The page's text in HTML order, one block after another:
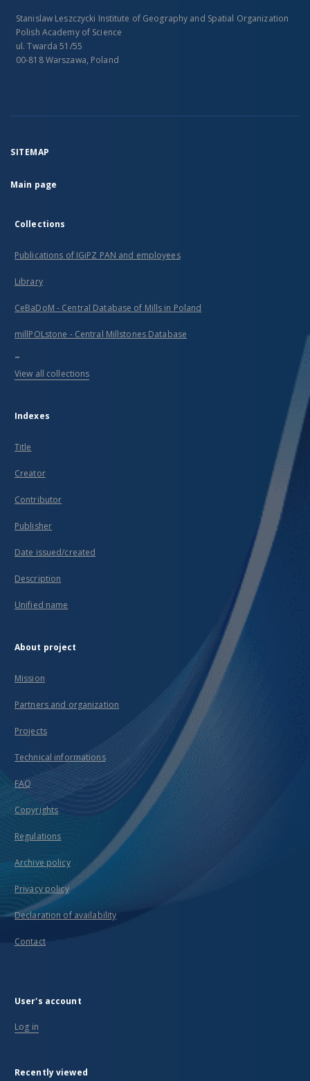
Stanislaw Leszczycki Institute of Geography and Spatial Organization
Polish Academy of Science
ul. Twarda 51/55
00-818 Warszawa, Poland
SITEMAP
Main page
Collections
Publications of IGiPZ PAN and employees
Library
CeBaDoM - Central Database of Mills in Poland
millPOLstone - Central Millstones Database
...
View all collections
Indexes
Title
Creator
Contributor
Publisher
Date issued/created
Description
Unified name
About project
Mission
Partners and organization
Projects
Technical informations
FAQ
Copyrights
Regulations
Archive policy
Privacy policy
Declaration of availability
Contact
User's account
Log in
Recently viewed